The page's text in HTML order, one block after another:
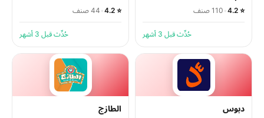
⭐ 4.2 110 صنف
حُدِّث قبل 3 أشهر
⭐ 4.2 44 صنف
حُدِّث قبل 3 أشهر
دبوس الطازج